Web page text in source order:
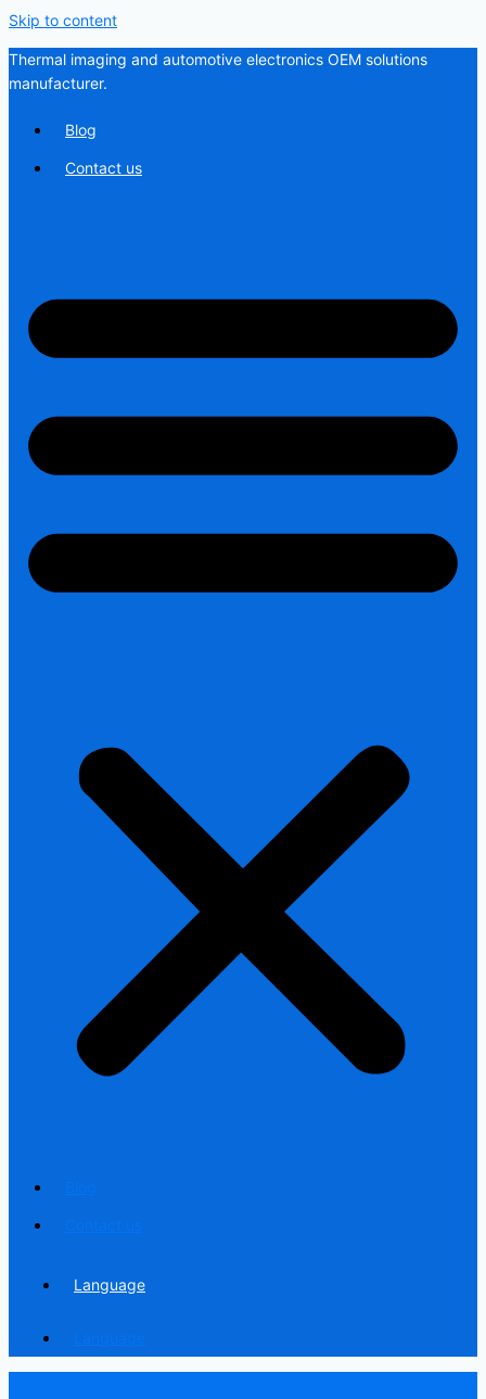
Skip to content
Thermal imaging and automotive electronics OEM solutions
manufacturer.
Blog
Contact us
Language